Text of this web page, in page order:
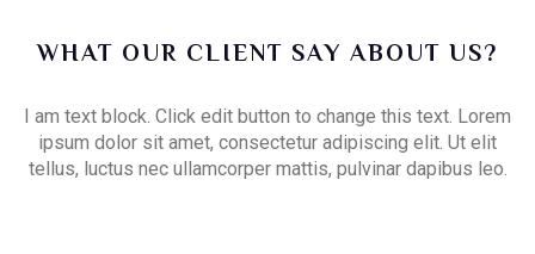
WHAT OUR CLIENT SAY ABOUT US?
I am text block. Click edit button to change this text. Lorem
ipsum dolor sit amet, consectetur adipiscing elit. Ut elit
tellus, luctus nec ullamcorper mattis, pulvinar dapibus leo.